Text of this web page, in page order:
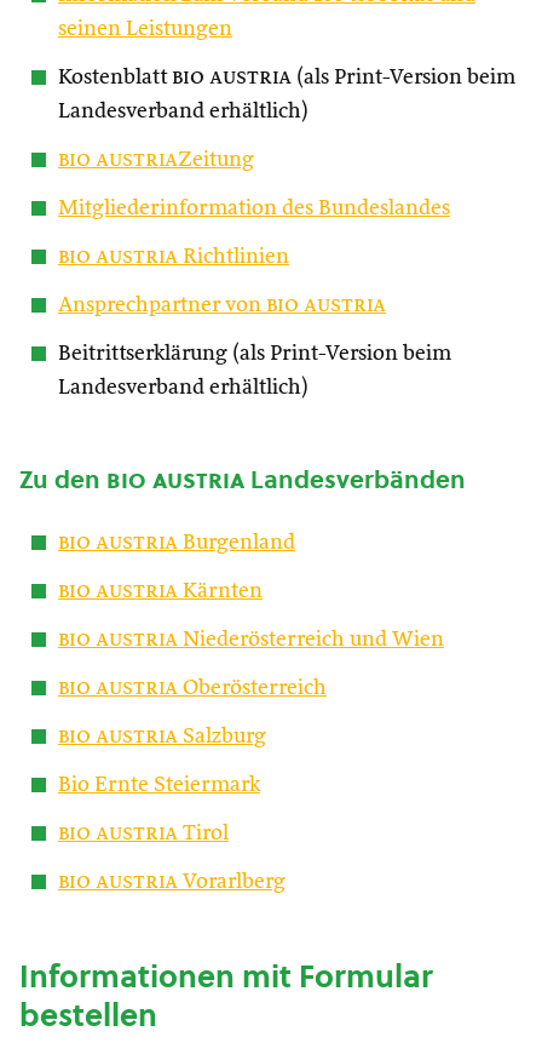
seinen Leistungen
Kostenblatt bio austria (als Print-Version beim
Landesverband erhältlich)
bio austriaZeitung
Mitgliederinformation des Bundeslandes
bio austria Richtlinien
Ansprechpartner von bio austria
Beitrittserklärung (als Print-Version beim
Landesverband erhältlich)
Zu den bio austria Landesverbänden
bio austria Burgenland
bio austria Kärnten
bio austria Niederösterreich und Wien
bio austria Oberösterreich
bio austria Salzburg
Bio Ernte Steiermark
bio austria Tirol
bio austria Vorarlberg
Informationen mit Formular
bestellen